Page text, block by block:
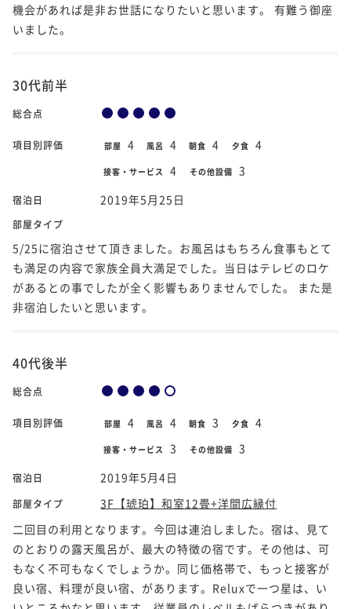
機会があれば是非お世話になりたいと思います。 有難う御座
いました。
30代前半
総合点
項目別評価 部屋 4 風呂 4 朝食 4 夕食 4
接客・サービス 4 その他設備 3
宿泊日 2019年5月25日
部屋タイプ
5/25に宿泊させて頂きました。お風呂はもちろん食事もとて
も満足の内容で家族全員大満足でした。当日はテレビのロケ
があるとの事でしたが全く影響もありませんでした。 また是
非宿泊したいと思います。
40代後半
総合点
項目別評価 部屋 4 風呂 4 朝食 3 夕食 4
接客・サービス 3 その他設備 3
宿泊日 2019年5月4日
部屋タイプ
3F【琥珀】和室12畳+洋間広縁付
二回目の利用となります。今回は連泊しました。宿は、見て
のとおりの露天風呂が、最大の特徴の宿です。その他は、可
もなく不可もなくでしょうか。同じ価格帯で、もっと接客が
良い宿、料理が良い宿、があります。Reluxで一つ星は、い